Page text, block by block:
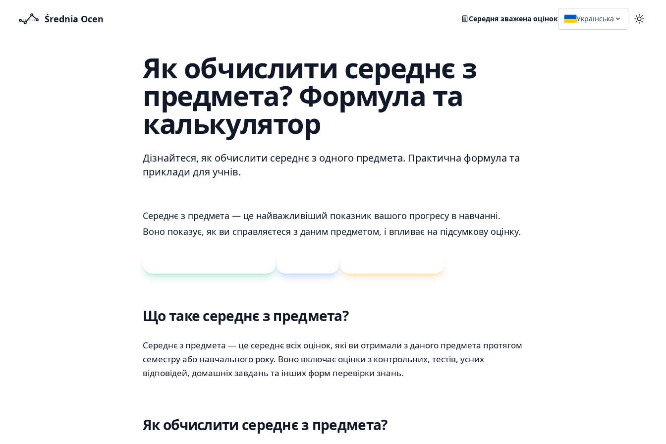
Średnia Ocen Середня зважена оцінок Українська
Як обчислити середнє з
предмета? Формула та
калькулятор
Дізнайтеся, як обчислити середнє з одного предмета. Практична формула та
приклади для учнів.
Середнє з предмета — це найважливіший показник вашого прогресу в навчанні.
Воно показує, як ви справляєтеся з даним предметом, і впливає на підсумкову оцінку.
Що таке середнє з предмета?
Середнє з предмета — це середнє всіх оцінок, які ви отримали з даного предмета протягом
семестру або навчального року. Воно включає оцінки з контрольних, тестів, усних
відповідей, домашніх завдань та інших форм перевірки знань.
Як обчислити середнє з предмета?